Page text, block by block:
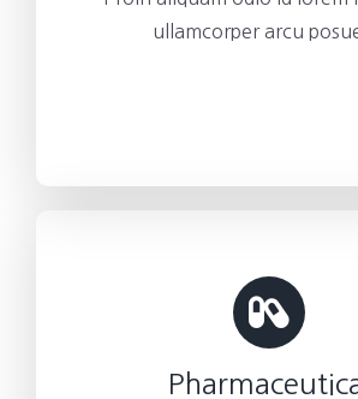
ullamcorper arcu